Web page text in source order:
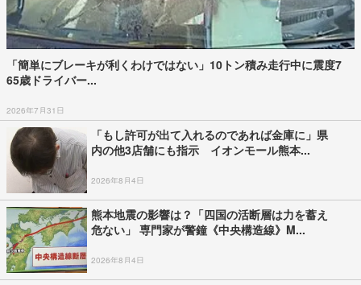
「簡単にブレーキが利くわけではない」10トン積み走行中に震度7
65歳ドライバー...
2026年7月31日
「もし許可が出て入れるのであれば金庫に」県
内の他3店舗にも指示 イオンモール熊本...
2026年8月4日
熊本地震の影響は？「四国の活断層は力を蓄え
危ない」 専門家が警鐘《中央構造線》M...
2026年8月4日